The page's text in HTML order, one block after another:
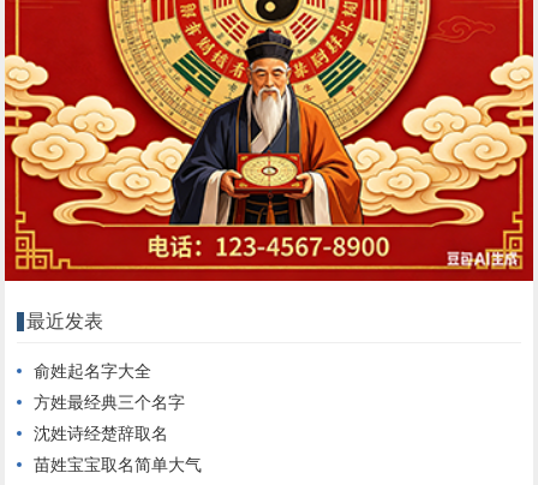
最近发表
俞姓起名字大全
方姓最经典三个名字
沈姓诗经楚辞取名
苗姓宝宝取名简单大气